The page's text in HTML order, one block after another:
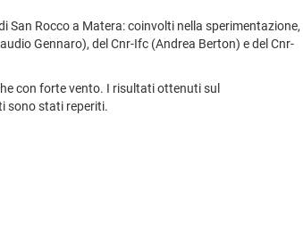
San Rocco a Matera: coinvolti nella sperimentazione,
Gennaro), del Cnr-Ifc (Andrea Berton) e del Cnr-
con forte vento. I risultati ottenuti sul
sono stati reperiti.